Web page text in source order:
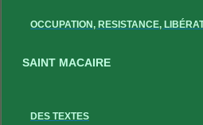
OCCUPATION, RESISTANCE,
SAINT MACAIRE
DES TEXTES